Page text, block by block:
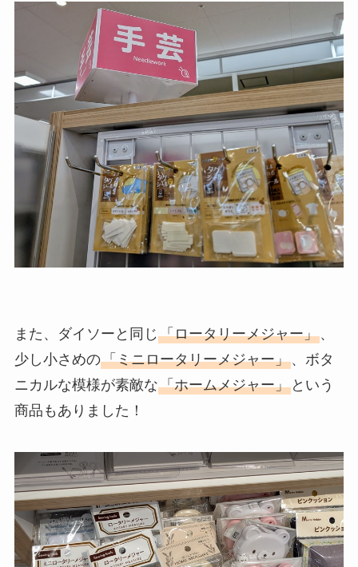
また、ダイソーと同じ「ロータリーメジャー」、
少し小さめの「ミニロータリーメジャー」、ボタ
ニカルな模様が素敵な「ホームメジャー」という
商品もありました！